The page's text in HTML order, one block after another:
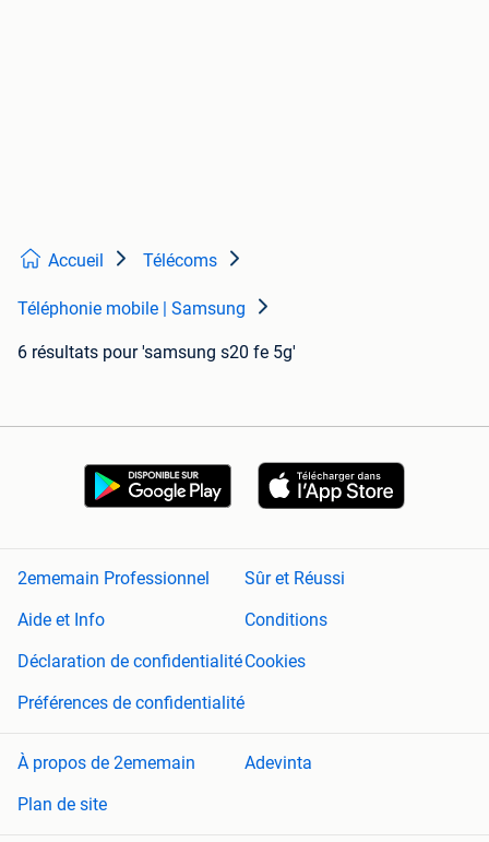
Accueil Télécoms
Téléphonie mobile | Samsung
6 résultats pour 'samsung s20 fe 5g'
2ememain Professionnel
Sûr et Réussi
Aide et Info
Conditions
Déclaration de confidentialitéCookies
Préférences de confidentialité
À propos de 2ememain
Adevinta
Plan de site